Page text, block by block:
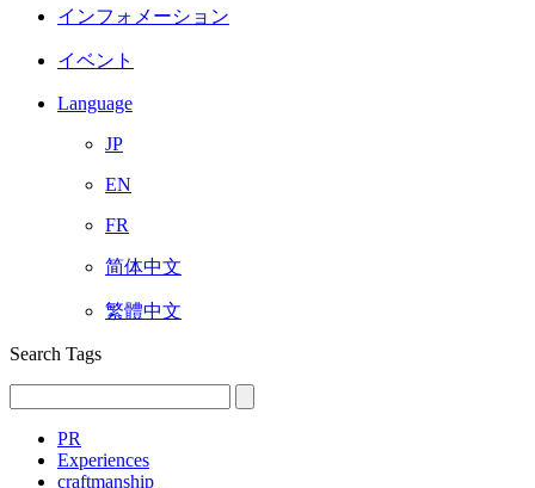
インフォメーション
イベント
Language
JP
EN
FR
简体中文
繁體中文
Search Tags
PR
Experiences
craftmanship